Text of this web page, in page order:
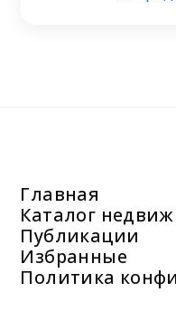
Главная
Каталог
Публикации
Избранные
Политика